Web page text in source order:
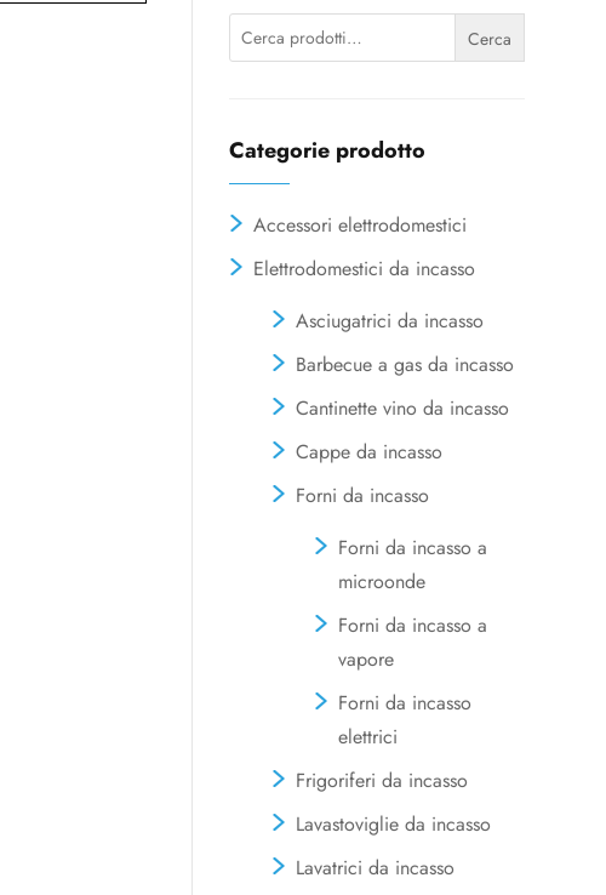
Cerca: Cerca
Categorie prodotto
Accessori elettrodomestici
Elettrodomestici da incasso
Asciugatrici da incasso
Barbecue a gas da incasso
Cantinette vino da incasso
Cappe da incasso
Forni da incasso
Forni da incasso a
microonde
Forni da incasso a
vapore
Forni da incasso
elettrici
Frigoriferi da incasso
Lavastoviglie da incasso
Lavatrici da incasso